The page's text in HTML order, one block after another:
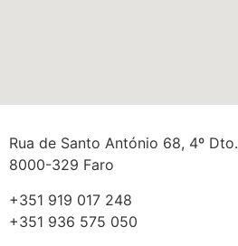
Rua de Santo António 68, 4º Dto.
8000-329 Faro
+351 919 017 248
+351 936 575 050